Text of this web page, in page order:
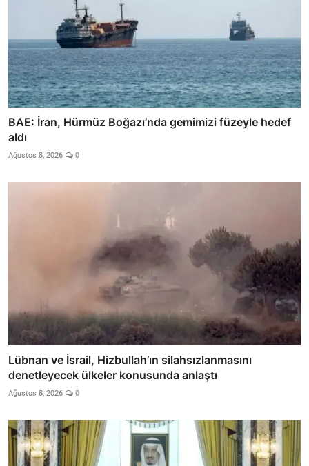
BAE: İran, Hürmüz Boğazı’nda gemimizi füzeyle hedef
aldı
Ağustos 8, 2026 0
Lübnan ve İsrail, Hizbullah’ın silahsızlanmasını
denetleyecek ülkeler konusunda anlaştı
Ağustos 8, 2026 0